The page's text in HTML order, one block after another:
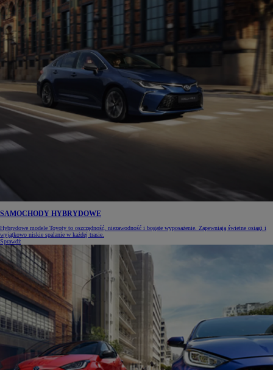
SAMOCHODY HYBRYDOWE
Hybrydowe modele Toyoty to oszczędność, niezawodność i bogate wyposażenie. Zapewniają świetne osiągi i
wyjątkowo niskie spalanie w każdej trasie.
Sprawdź